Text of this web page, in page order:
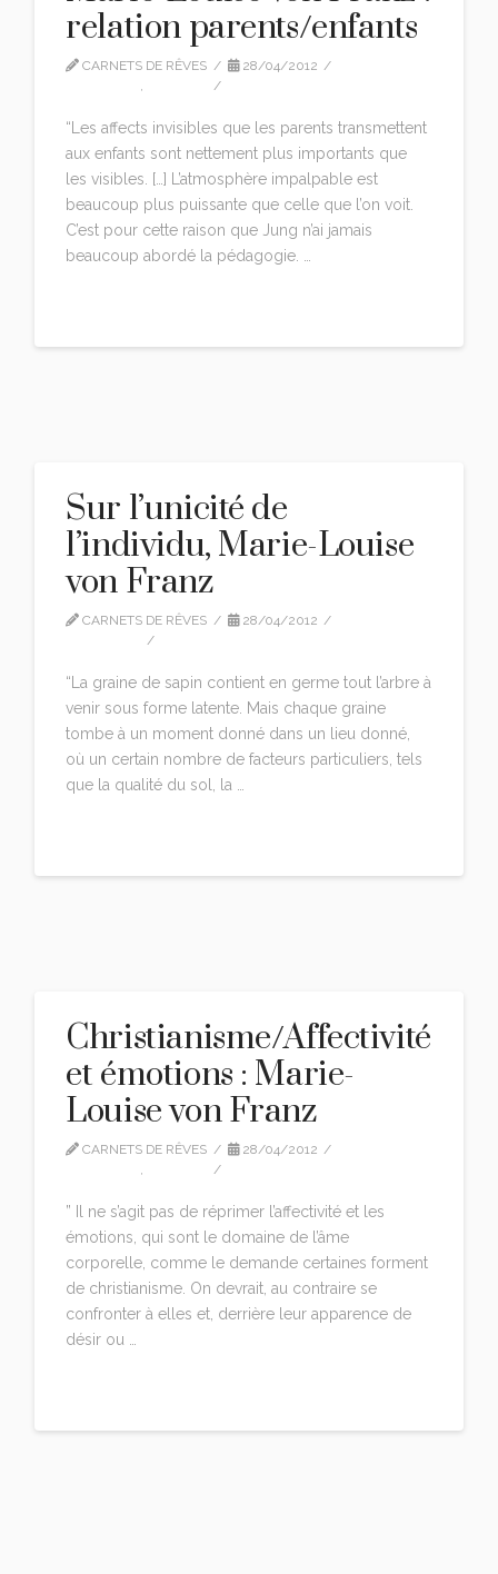
relation parents/enfants
CARNETS DE RÊVES
28/04/2012
,
“Les affects invisibles que les parents transmettent
aux enfants sont nettement plus importants que
les visibles. […] L’atmosphère impalpable est
beaucoup plus puissante que celle que l’on voit.
C’est pour cette raison que Jung n’ai jamais
beaucoup abordé la pédagogie. …
Sur l’unicité de
l’individu, Marie-Louise
von Franz
CARNETS DE RÊVES
28/04/2012
“La graine de sapin contient en germe tout l’arbre à
venir sous forme latente. Mais chaque graine
tombe à un moment donné dans un lieu donné,
où un certain nombre de facteurs particuliers, tels
que la qualité du sol, la …
Christianisme/Affectivité
et émotions : Marie-
Louise von Franz
CARNETS DE RÊVES
28/04/2012
,
” Il ne s’agit pas de réprimer l’affectivité et les
émotions, qui sont le domaine de l’âme
corporelle, comme le demande certaines forment
de christianisme. On devrait, au contraire se
confronter à elles et, derrière leur apparence de
désir ou …